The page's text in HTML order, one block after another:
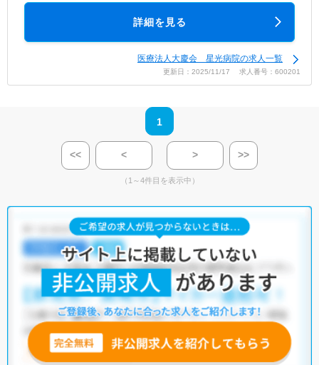
詳細を見る
医療法人大慶会 星光病院の求人一覧
更新日：2025/11/17 求人番号：600201
1
<< < > >>
（1～4件目を表示中）